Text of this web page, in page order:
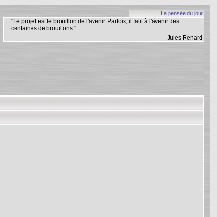
La pensée du jour
"Le projet est le brouillon de l'avenir. Parfois, il faut à l'avenir des
centaines de brouillons."
Jules Renard